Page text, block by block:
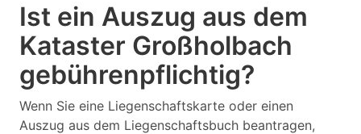
Ist ein Auszug aus dem
Kataster Großholbach
gebührenpflichtig?
Wenn Sie eine Liegenschaftskarte oder einen
Auszug aus dem Liegenschaftsbuch beantragen,